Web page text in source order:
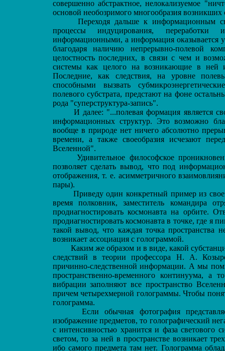
совершенно абстрактное, нелокализуемое
основой необозримого многообразия возникших
Переходя дальше к информационным
процессы индуцирования, переработки
информационными, а информация оказывается
благодаря наличию непрерывно-полевой
целостность последних, в связи с чем и
системы как целого на возникающие в ней
Последние, как следствия, на уровне
способными вызвать
полевого субстрата, предстают на фоне
рода "суперструктура-запись".
И далее: "...полевая формация является
информационных структур. Это возможно
вообще в природе нет ничего абсолютно
времени, а также своеобразия исчезают
Вселенной".
Удивительное философское
позволяет сделать вывод, что под
отображения, т. е. асимметричного
пары).
Приведу один конкретный пример из
время полковник, заместитель командира
продиагностировать космонавта на орбите.
продиагностировать космонавта в точке, где я
такой вывод, что каждая точка пространства
возникает ассоциация с голограммой.
Каким же образом и в виде, какой
следствий в теории профессора Н. А.
причинно-следственной информации. А мы
пространственно-временного континуума, а
вибрации заполняют все пространство
причем четырехмерной голограммы. Чтобы
голограмма.
Если обычная фотография
изображение предметов, то голографический
с интенсивностью хранится и фаза светового
светом, то за ней в пространстве возникает
ибо самого предмета там нет. Голограмма